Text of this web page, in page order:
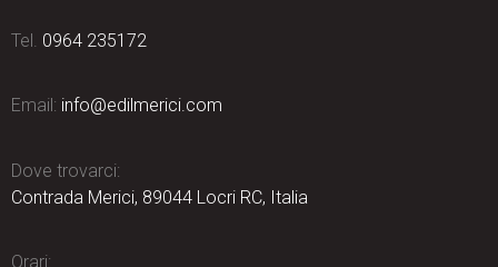
Tel. 0964 235172
Email: info@edilmerici.com
Dove trovarci:
Contrada Merici, 89044 Locri RC, Italia
Orari: